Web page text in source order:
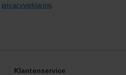
privacyverklaring.
Klantenservice